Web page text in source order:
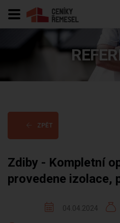
ZPĚT
Zdiby - Kompletní
provedene izolace,
04.04.2024